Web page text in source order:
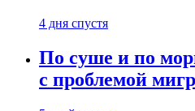
4 дня спустя
По суше и по
с проблемой